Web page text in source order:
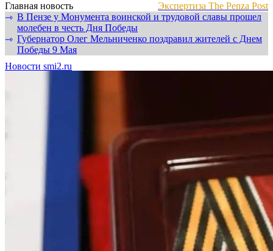
Главная новость
Экспертиза The Penza Post
⇾ В Пензе у Монумента воинской и трудовой славы прошел
молебен в честь Дня Победы
⇾ Губернатор Олег Мельниченко поздравил жителей с Днем
Победы 9 Мая
Новости smi2.ru